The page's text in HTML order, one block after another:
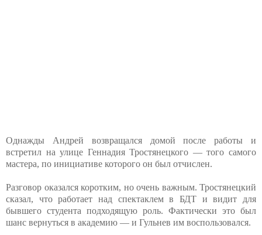
Однажды Андрей возвращался домой после работы и
встретил на улице Геннадия Тростянецкого — того самого
мастера, по инициативе которого он был отчислен.
Разговор оказался коротким, но очень важным. Тростянецкий
сказал, что работает над спектаклем в БДТ и видит для
бывшего студента подходящую роль. Фактически это был
шанс вернуться в академию — и Гульнев им воспользовался.